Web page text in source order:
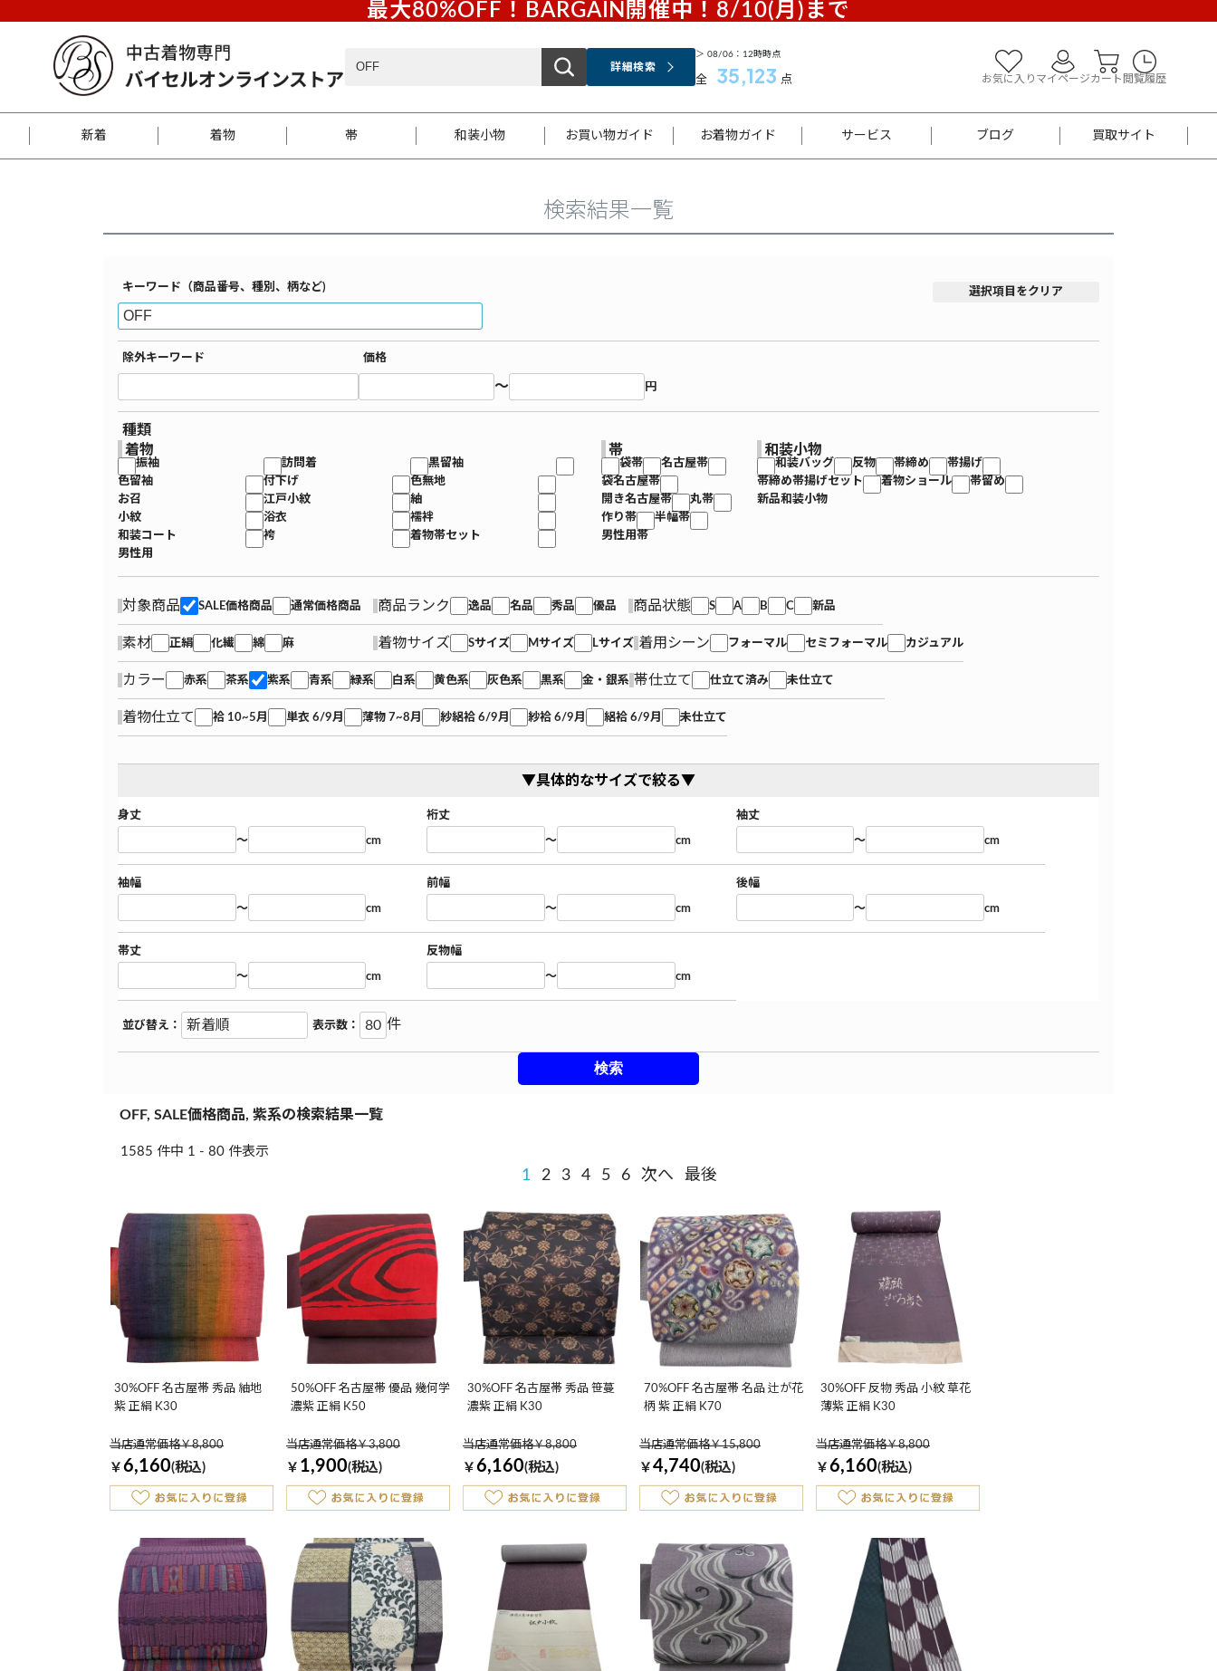
最大80%OFF！BARGAIN開催中！8/10(月)まで
詳細検索
＞ 08/06：12時時点
全 35,123 点 お気に入り マイページカート 閲覧履歴
新着 着物
セット
江戸小紋
帯 和装小物 お買い物ガイド
お支払いについて 着物参考サイズ/採寸について
お着物ガイド
はじめてのお着物ガイド サイズ案内
サービス
新規会員登録
ブログ
着物知識 スタッフブログ
買取サイト
検索結果一覧
キーワード（商品番号、種別、柄など) 選択項目をクリア
除外キーワード 価格
～ 円
種類
着物
振袖 訪問着
黒留袖
色留袖
付下げ
色無地
お召
江戸小紋
紬
小紋
浴衣
襦袢
和装コート
袴
着物帯セット
男性用
帯
袋帯
名古屋帯
袋名古屋帯
開き名古屋帯
丸帯
作り帯
半幅帯
男性用帯
和装小物
和装バッグ 反物 帯締め
帯揚げ
帯締め帯揚げセット
着物ショール
帯留め
新品和装小物
対象商品 SALE価格商品 通常価格商品 商品ランク 逸品 名品 秀品 優品 商品状態 S A B C 新品
素材 正絹 化繊 綿 麻 着物サイズ Sサイズ Mサイズ Lサイズ 着用シーン フォーマル セミフォーマル カジュアル
カラー 赤系 茶系 紫系 青系 緑系 白系 黄色系 灰色系 黒系 金・銀系 帯仕立て 仕立て済み 未仕立て
着物仕立て 袷 10~5月 単衣 6/9月 薄物 7~8月 紗絽袷 6/9月 紗袷 6/9月 絽袷 6/9月 未仕立て
▼具体的なサイズで絞る▼
身丈
～ cm
裄丈
～ cm
袖丈
～ cm
袖幅
～ cm
前幅
～ cm
後幅
～ cm
帯丈
～ cm
反物幅
～ cm
並び替え： 表示数： 件
OFF, SALE価格商品, 紫系の検索結果一覧
1585 件中 1 - 80 件表示
1 2 3 4 5 6 次へ 最後
30%OFF 名古屋帯 秀品 紬地
紫 正絹 K30
当店通常価格￥8,800
￥ 6,160(税込)
50%OFF 名古屋帯 優品 幾何学
濃紫 正絹 K50
当店通常価格￥3,800
￥ 1,900(税込)
30%OFF 名古屋帯 秀品 笹蔓
濃紫 正絹 K30
当店通常価格￥8,800
￥ 6,160(税込)
70%OFF 名古屋帯 名品 辻が花
柄 紫 正絹 K70
当店通常価格￥15,800
￥ 4,740(税込)
30%OFF 反物 秀品 小紋 草花
薄紫 正絹 K30
当店通常価格￥8,800
￥ 6,160(税込)